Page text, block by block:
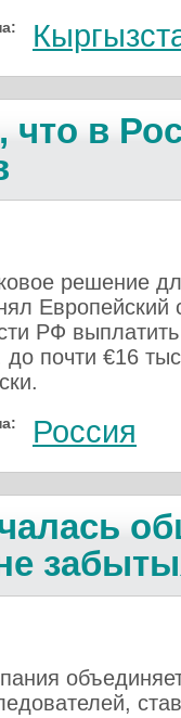
в
решение
Европейский
РФ
до почти €16
Россия